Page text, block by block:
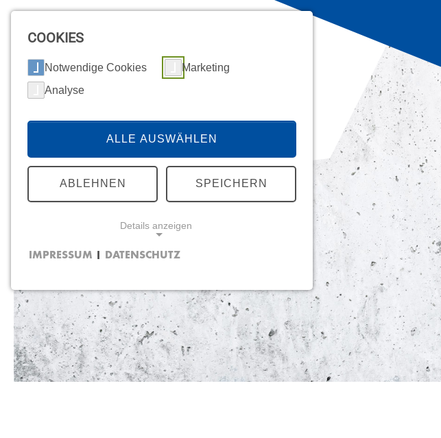
COOKIES
Notwendige Cookies
Marketing
Analyse
ALLE AUSWÄHLEN
ABLEHNEN SPEICHERN
Details anzeigen
MARKETING
Youtube
Anbieter:
IMPRESSUM DATENSCHUTZ